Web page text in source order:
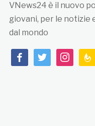
VNews24 è il nuovo
giovani, per le notizie
dal mondo
facebooktwitterinstagram